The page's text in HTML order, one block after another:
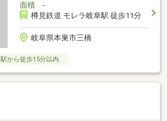
面積-
樽見鉄道 モレラ岐阜駅 徒歩11分
岐阜県本巣市三橋
駅から徒歩15分以内